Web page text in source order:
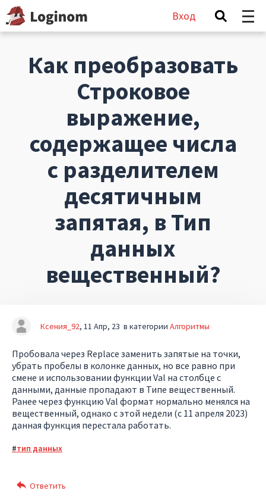
Вход
Как преобразовать
Строковое
выражение,
содержащее числа
с разделителем
десятичным
запятая, в Тип
данных
вещественный?
Ксения_92 11 Апр, 23 в категории Алгоритмы
Пробовала через Replace заменить запятые на точки,
убрать пробелы в колонке данных, но все равно при
смене и использовании функции Val на столбце с
данными, данные пропадают в Типе вещественный.
Ранее через функцию Val формат нормально менялся на
вещественный, однако с этой недели (с 11 апреля 2023)
данная функция перестала работать.
тип данных